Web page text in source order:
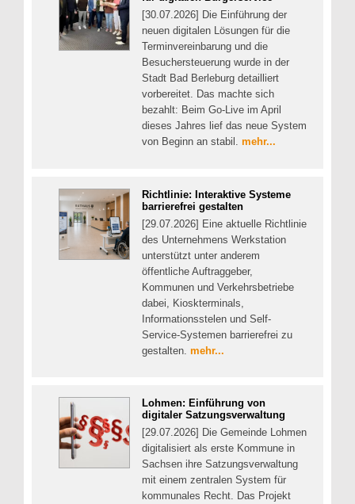
[30.07.2026] Die Einführung der
neuen digitalen Lösungen für die
Terminvereinbarung und die
Besuchersteuerung wurde in der
Stadt Bad Berleburg detailliert
vorbereitet. Das machte sich
bezahlt: Beim Go-Live im April
dieses Jahres lief das neue System
von Beginn an stabil. mehr...
Richtlinie: Interaktive Systeme
barrierefrei gestalten
[29.07.2026] Eine aktuelle Richtlinie
des Unternehmens Werkstation
unterstützt unter anderem
öffentliche Auftraggeber,
Kommunen und Verkehrsbetriebe
dabei, Kioskterminals,
Informationsstelen und Self-
Service-Systemen barrierefrei zu
gestalten. mehr...
Lohmen: Einführung von
digitaler Satzungsverwaltung
[29.07.2026] Die Gemeinde Lohmen
digitalisiert als erste Kommune in
Sachsen ihre Satzungsverwaltung
mit einem zentralen System für
kommunales Recht. Das Projekt